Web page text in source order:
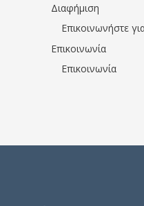
Διαφήμιση
Επικοινωνήστε
Επικοινωνία
Επικοινωνία